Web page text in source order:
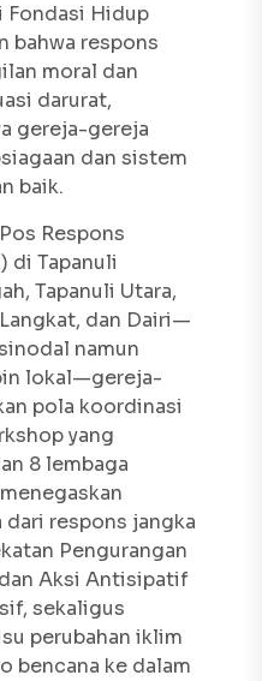
Fondasi Hidup
bahwa respons
moral dan
darurat,
gereja-gereja
dan sistem
baik.
Respons
di Tapanuli
Tapanuli Utara,
dan Dairi—
namun
lokal—gereja-
pola koordinasi
yang
8 lembaga
respons jangka
Pengurangan
Aksi Antisipatif
sekaligus
perubahan iklim
bencana ke dalam